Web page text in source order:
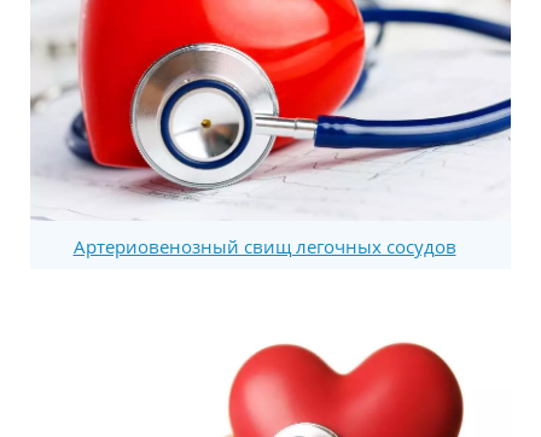
Артериовенозный свищ легочных сосудов